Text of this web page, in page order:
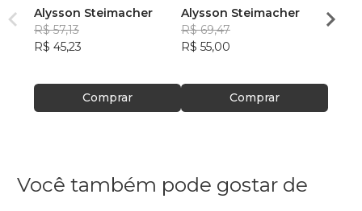
Alysson Steimacher
R$ 57,13
R$ 45,23
Comprar
Alysson Steimacher
R$ 69,47
R$ 55,00
Comprar
Você também pode gostar de